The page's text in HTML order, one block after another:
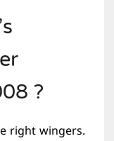
?
right wingers.